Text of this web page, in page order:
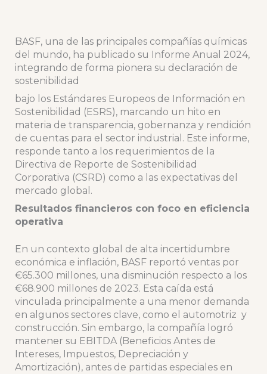
BASF, una de las principales compañías químicas
del mundo, ha publicado su Informe Anual 2024,
integrando de forma pionera su declaración de
sostenibilidad
bajo los Estándares Europeos de Información en
Sostenibilidad (ESRS), marcando un hito en
materia de transparencia, gobernanza y rendición
de cuentas para el sector industrial. Este informe,
responde tanto a los requerimientos de la
Directiva de Reporte de Sostenibilidad
Corporativa (CSRD) como a las expectativas del
mercado global.
Resultados financieros con foco en eficiencia
operativa
En un contexto global de alta incertidumbre
económica e inflación, BASF reportó ventas por
€65.300 millones, una disminución respecto a los
€68.900 millones de 2023. Esta caída está
vinculada principalmente a una menor demanda
en algunos sectores clave, como el automotriz y
construcción. Sin embargo, la compañía logró
mantener su EBITDA (Beneficios Antes de
Intereses, Impuestos, Depreciación y
Amortización), antes de partidas especiales en